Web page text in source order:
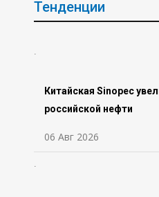
Тенденции
Китайская Sinopec
российской нефти
06 Авг 2026